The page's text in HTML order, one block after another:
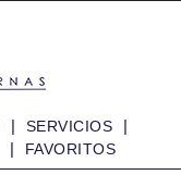
| SERVICIOS |
| FAVORITOS